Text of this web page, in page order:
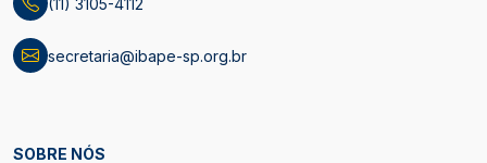
secretaria@ibape-sp.org.br
SOBRE NÓS